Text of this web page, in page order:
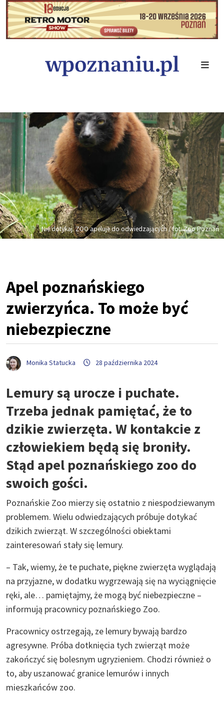
Nie dotykaj. ZOO apeluje do odwiedzających / fot. Zoo Poznań
Apel poznańskiego
zwierzyńca. To może być
niebezpieczne
Monika Statucka 28 października 2024
Lemury są urocze i puchate.
Trzeba jednak pamiętać, że to
dzikie zwierzęta. W kontakcie z
człowiekiem będą się broniły.
Stąd apel poznańskiego zoo do
swoich gości.
Poznańskie Zoo mierzy się ostatnio z niespodziewanym
problemem. Wielu odwiedzających próbuje dotykać
dzikich zwierząt. W szczególności obiektami
zainteresowań stały się lemury.
– Tak, wiemy, że te puchate, piękne zwierzęta wyglądają
na przyjazne, w dodatku wygrzewają się na wyciągnięcie
ręki, ale… pamiętajmy, że mogą być niebezpieczne –
informują pracownicy poznańskiego Zoo.
Pracownicy ostrzegają, ze lemury bywają bardzo
agresywne. Próba dotknięcia tych zwierząt może
zakończyć się bolesnym ugryzieniem. Chodzi również o
to, aby uszanować granice lemurów i innych
mieszkańców zoo.